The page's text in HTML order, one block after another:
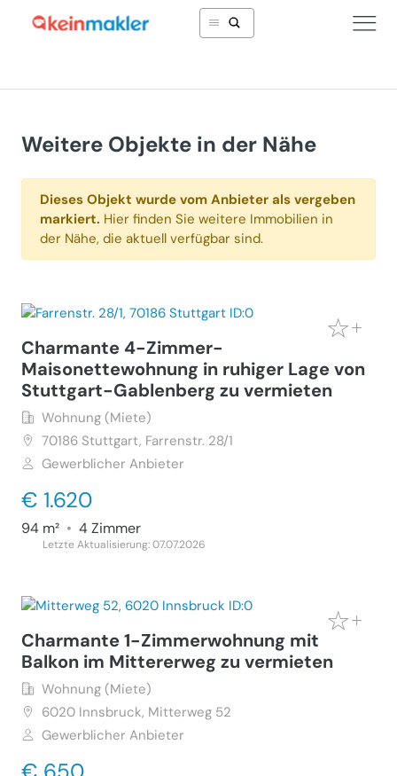
Weitere Objekte in der Nähe
Dieses Objekt wurde vom Anbieter als vergeben
markiert. Hier finden Sie weitere Immobilien in
der Nähe, die aktuell verfügbar sind.
Charmante 4-Zimmer-
Maisonettewohnung in ruhiger Lage von
Stuttgart-Gablenberg zu vermieten
Wohnung (Miete)
70186 Stuttgart, Farrenstr. 28/1
Gewerblicher Anbieter
€ 1.620
94 m² • 4 Zimmer
Letzte Aktualisierung: 07.07.2026
Charmante 1-Zimmerwohnung mit
Balkon im Mittererweg zu vermieten
Wohnung (Miete)
6020 Innsbruck, Mitterweg 52
Gewerblicher Anbieter